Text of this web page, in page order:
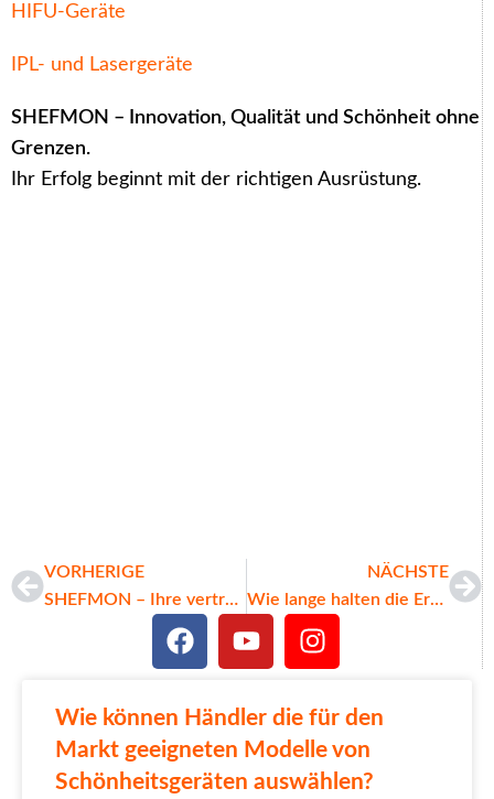
HIFU-Geräte
IPL- und Lasergeräte
SHEFMON – Innovation, Qualität und Schönheit ohne
Grenzen.
Ihr Erfolg beginnt mit der richtigen Ausrüstung.
VORHERIGE
SHEFMON – Ihre vertrauenswürdige Fabrik für Gesichtslifting-Schönheitsgeräte
NÄCHSTE
Wie lange halten die Ergebnisse von Emsella an?
Wie können Händler die für den
Markt geeigneten Modelle von
Schönheitsgeräten auswählen?
Arabic